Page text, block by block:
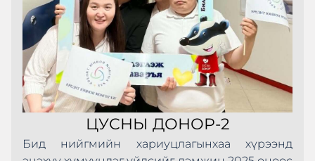
ЦУСНЫ ДОНОР-2
Бид нийгмийн хариуцлагынхаа хүрээнд